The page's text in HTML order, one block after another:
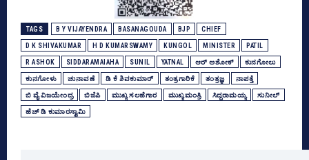
TAGS B Y VIJAYENDRA BASANAGOUDA BJP CHIEF
D K SHIVAKUMAR H D KUMARSWAMY KUNGOL MINISTER PATIL
R ASHOK SIDDARAMAIAHA SUNIL YATNAL ಆರ್‌ ಅಶೋಕ್‌ ಕುನಗೋಲು
ಕುನಗೋಳು ಚುನಾವಣೆ ಡಿ ಕೆ ಶಿವಕುಮಾರ್ ತಂತ್ರಗಾರಿಕೆ ತಂತ್ರಜ್ಞ ನಾಪತ್ತೆ
ಬಿ ವೈ ವಿಜಯೇಂದ್ರ ಬಿಜೆಪಿ ಮುಖ್ಯ ಸಲಹೆಗಾರ ಮುಖ್ಯಮಂತ್ರಿ ಸಿದ್ದರಾಮಯ್ಯ ಸುನೀಲ್‌
ಹೆಚ್‌ ಡಿ ಕುಮಾರಸ್ವಾಮಿ